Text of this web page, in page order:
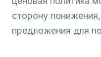
сторону
предложения для